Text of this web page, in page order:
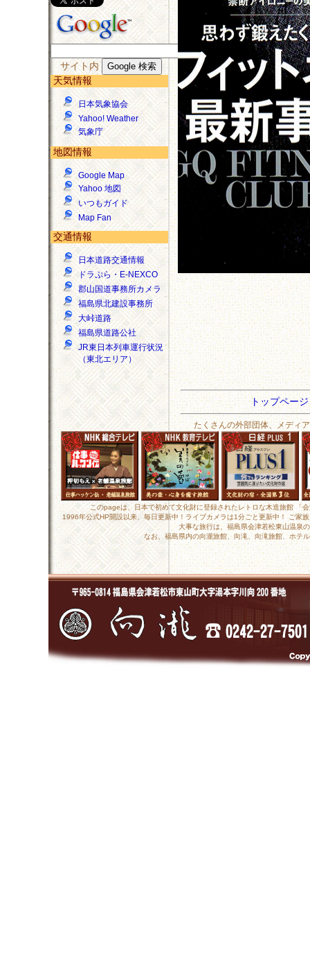
サイト内
天気情報
日本気象協会
Yahoo! Weather
気象庁
地図情報
Google Map
Yahoo 地図
いつもガイド
Map Fan
交通情報
日本道路交通情報
ドラぷら・E-NEXCO
郡山国道事務所カメラ
福島県北建設事務所
大峠道路
福島県道路公社
JR東日本列車運行状況
（東北エリア）
トップペー
たくさんの外部団体、メディ
このpageは、日本で初めて文化財に登録されたレトロな木造旅館
1996年公式HP開設以来、毎日更新中！ライブカメラは1分ごと更新中！ ご家
大事な旅行は、福島県会津若松東山温泉
なお、福島県内の向瀧旅館、向滝、向滝旅館、ホテ